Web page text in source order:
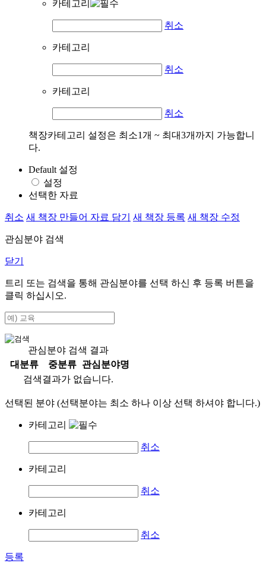
카테고리
취소
카테고리
취소
카테고리
취소
책장카테고리 설정은 최소1개 ~ 최대3개까지 가능합니
다.
Default 설정
설정
선택한 자료
취소 새 책장 만들어 자료 담기 새 책장 등록 새 책장 수정
관심분야 검색
닫기
트리 또는 검색을 통해 관심분야를 선택 하신 후 등록 버튼을
클릭 하십시오.
관심분야 검색 결과
대분류
중분류
관심분야명
검색결과가 없습니다.
선택된 분야 (선택분야는 최소 하나 이상 선택 하셔야 합니다.)
카테고리
취소
카테고리
취소
카테고리
취소
등록